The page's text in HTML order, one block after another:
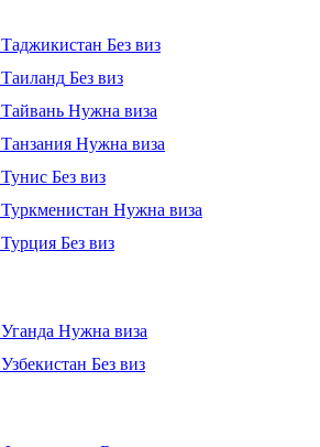
Таджикистан Без виз
Таиланд Без виз
Тайвань Нужна виза
Танзания Нужна виза
Тунис Без виз
Туркменистан Нужна виза
Турция Без виз
Уганда Нужна виза
Узбекистан Без виз